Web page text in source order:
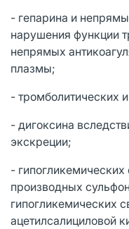
- гепарина и
нарушения функции
непрямых
плазмы;
- тромболитических
- дигоксина
экскреции;
-
производных
гипогликемических
ацетилсалициловой